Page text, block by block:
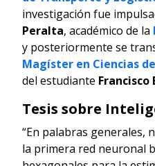
investigación fue
Peralta, académico de la
y posteriormente se
Magíster en Ciencias
del estudiante Francisco
Tesis sobre
“En palabras generales,
la primera red neuronal